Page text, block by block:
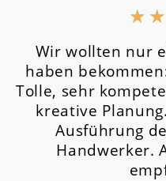
★ ★
Wir wollten nur
haben
Tolle, sehr
kreative
Ausführung
Handwerker.